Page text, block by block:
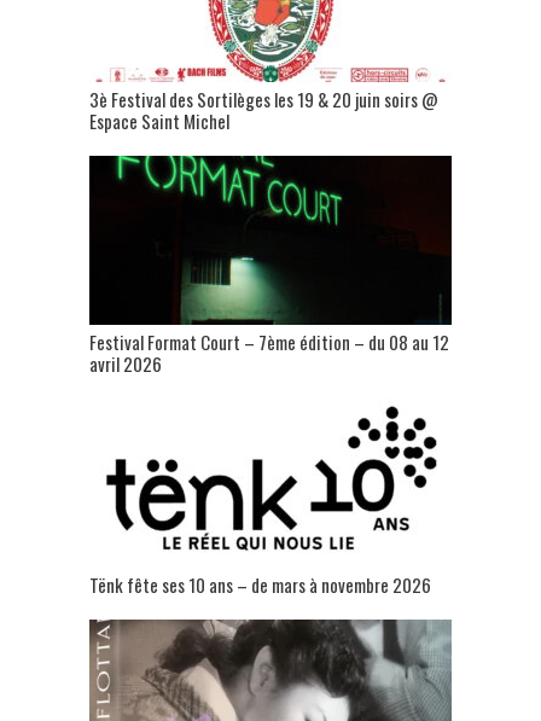
3è Festival des Sortilèges les 19 & 20 juin soirs @
Espace Saint Michel
Festival Format Court – 7ème édition – du 08 au 12
avril 2026
Tënk fête ses 10 ans – de mars à novembre 2026